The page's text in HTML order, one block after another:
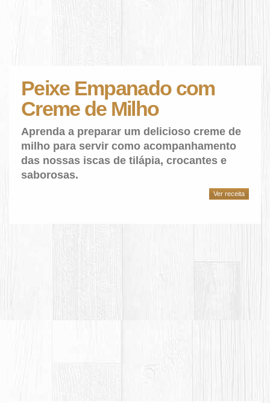
Peixe Empanado com
Creme de Milho
Aprenda a preparar um delicioso creme de
milho para servir como acompanhamento
das nossas iscas de tilápia, crocantes e
saborosas.
Ver receita